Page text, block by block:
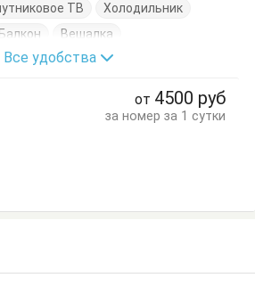
ТВ
Холодильник
Вешалка
Комод
Кресло-кровать
Тумбочки Шкаф
Все удобства
от 4500 руб
за номер за 1 сутки